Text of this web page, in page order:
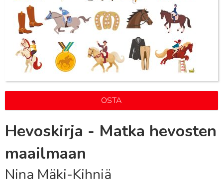
OSTA
Hevoskirja - Matka hevosten
maailmaan
Nina Mäki-Kihniä